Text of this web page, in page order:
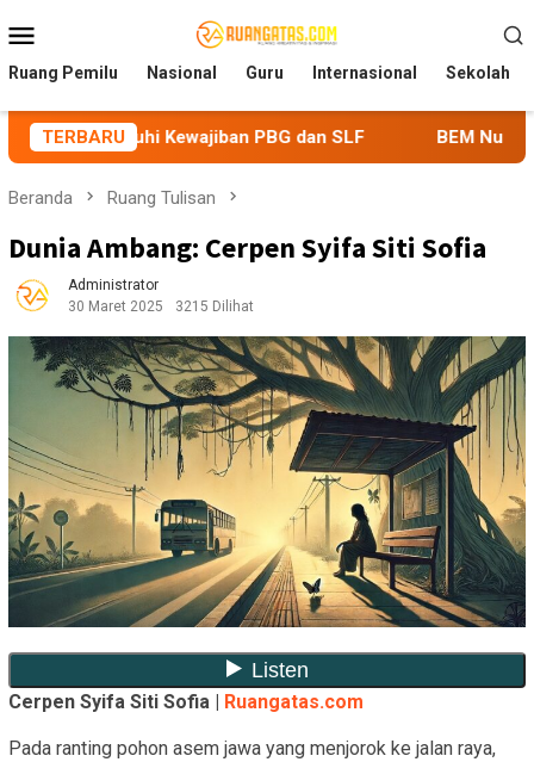
ke
kontenMobile
Ruang Pemilu Nasional Guru Internasional Sekolah
TERBARU
PBG dan SLF BEM Nusantara Priangan
Beranda Ruang Tulisan
Dunia Ambang: Cerpen Syifa Siti Sofia
Administrator
30 Maret 2025
3215 Dilihat
Cerpen Syifa Siti Sofia | Ruangatas.com
Pada ranting pohon asem jawa yang menjorok ke jalan raya,